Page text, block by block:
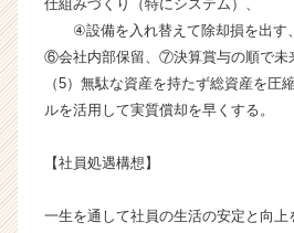
r
C
a
r
e
仕組みづくり（特にシステム）、
④設備を入れ替えて除却損を出す
⑥会社内部保留、⑦決算賞与の順で未
（5）無駄な資産を持たず総資産を圧
ルを活用して実質償却を早くする。
【社員処遇構想】
一生を通して社員の生活の安定と向上